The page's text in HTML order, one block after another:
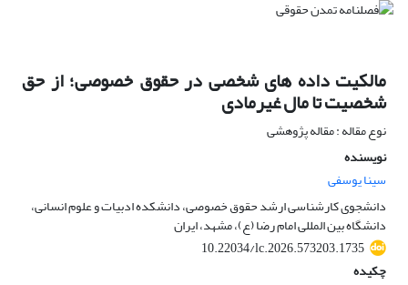
مالکیت داده های شخصی در حقوق خصوصی؛ از حق
شخصیت تا مال غیرمادی
نوع مقاله : مقاله پژوهشی
نویسنده
سینا یوسفی
دانشجوی کارشناسی ارشد حقوق خصوصی، دانشکده ادبیات و علوم انسانی،
دانشگاه بین المللی امام رضا (ع)، مشهد، ایران
10.22034/lc.2026.573203.1735
چکیده